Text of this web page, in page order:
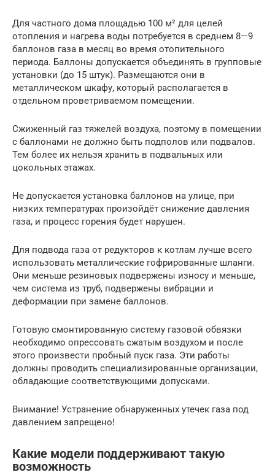
Для частного дома площадью 100 м² для целей
отопления и нагрева воды потребуется в среднем 8—9
баллонов газа в месяц во время отопительного
периода. Баллоны допускается объединять в групповые
установки (до 15 штук). Размещаются они в
металлическом шкафу, который располагается в
отдельном проветриваемом помещении.
Сжиженный газ тяжелей воздуха, поэтому в помещении
с баллонами не должно быть подполов или подвалов.
Тем более их нельзя хранить в подвальных или
цокольных этажах.
Не допускается установка баллонов на улице, при
низких температурах произойдёт снижение давления
газа, и процесс горения будет нарушен.
Для подвода газа от редукторов к котлам лучше всего
использовать металлические гофрированные шланги.
Они меньше резиновых подвержены износу и меньше,
чем система из труб, подвержены вибрации и
деформации при замене баллонов.
Готовую смонтированную систему газовой обвязки
необходимо опрессовать сжатым воздухом и после
этого произвести пробный пуск газа. Эти работы
должны проводить специализированные организации,
обладающие соответствующими допусками.
Внимание! Устранение обнаруженных утечек газа под
давлением запрещено!
Какие модели поддерживают такую
возможность